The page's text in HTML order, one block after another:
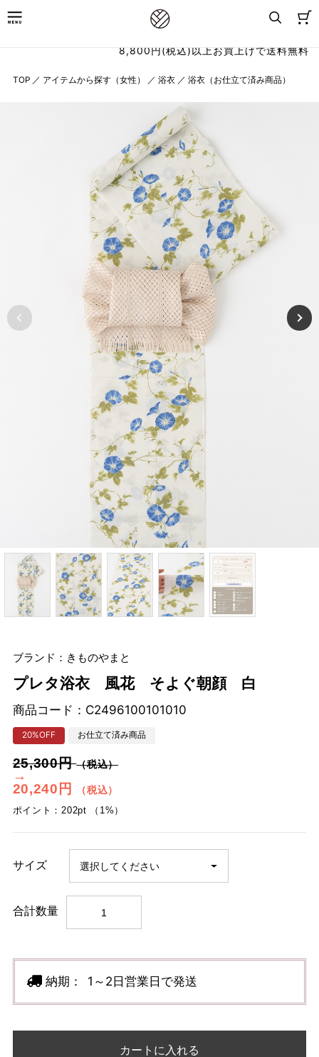
8,800円(税込)以上お買上げで送料無料
TOP ／ アイテムから探す（女性） ／ 浴衣 ／ 浴衣（お仕立て済み商品）
ブランド：きものやまと
プレタ浴衣 風花 そよぐ朝顔 白
商品コード： C2496100101010
20%OFF お仕立て済み商品
25,300円（税込）
→
20,240円
（税込）
ポイント：202pt （1%）
サイズ
合計数量
納期： 1～2日営業日で発送
カートに入れる